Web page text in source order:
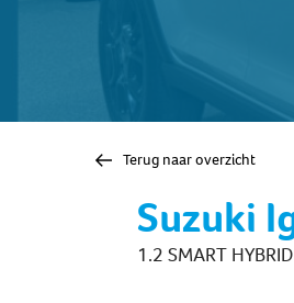
Terug naar overzicht
Suzuki
1.2 SMART